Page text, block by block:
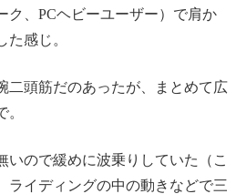
ク、PCヘビーユーザー）で肩か
感じ。
二頭筋だのあったが、まとめて広
いので緩めに波乗りしていた（こ
ライディングの中の動きなどで三